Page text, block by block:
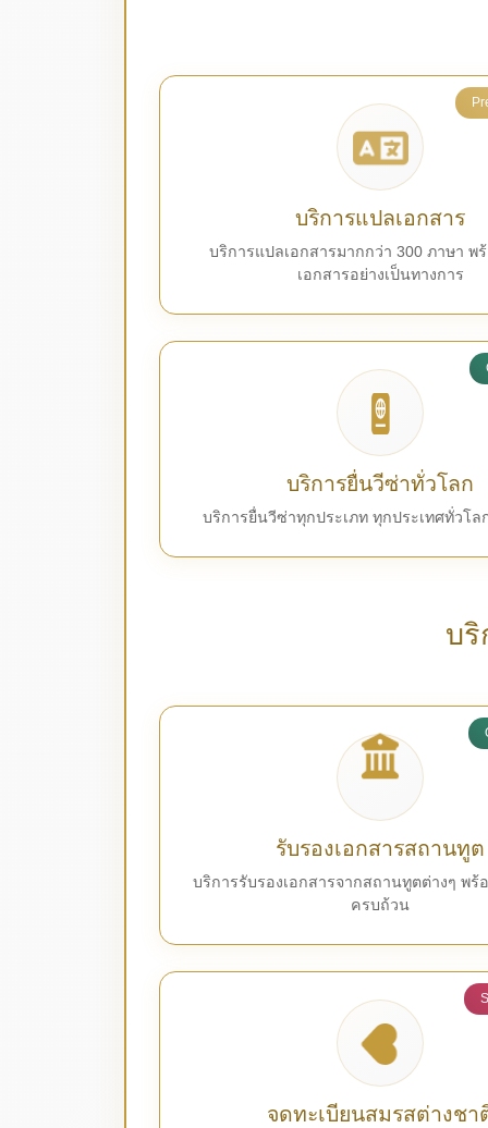
บริการแปลเอกสาร
บริการแปลเอกสารมากกว่า 300 ภาษา พ
เอกสารอย่างเป็นทางการ
บริการยื่นวีซ่าทั่วโลก
บริการยื่นวีซ่าทุกประเภท ทุกประเทศทั่วโล
บริ
รับรองเอกสารสถานทูต
บริการรับรองเอกสารจากสถานทูตต่างๆ พ
ครบถ้วน
จดทะเบียนสมรสต่างชา